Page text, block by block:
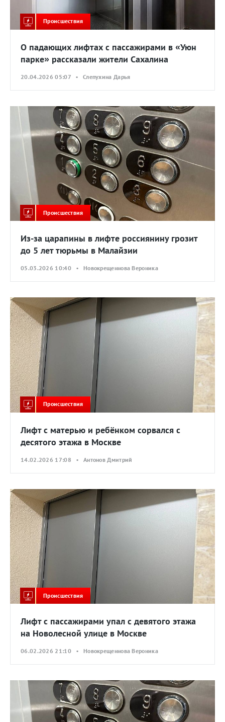
Происшествия
О падающих лифтах с пассажирами в «Уюн
парке» рассказали жители Сахалина
20.04.2026 05:07 • Слепухина Дарья
Происшествия
Из-за царапины в лифте россиянину грозит
до 5 лет тюрьмы в Малайзии
05.03.2026 10:40 • Новокрещеннова Вероника
Происшествия
Лифт с матерью и ребёнком сорвался с
десятого этажа в Москве
14.02.2026 17:08 • Антонов Дмитрий
Происшествия
Лифт с пассажирами упал с девятого этажа
на Новолесной улице в Москве
06.02.2026 21:10 • Новокрещеннова Вероника